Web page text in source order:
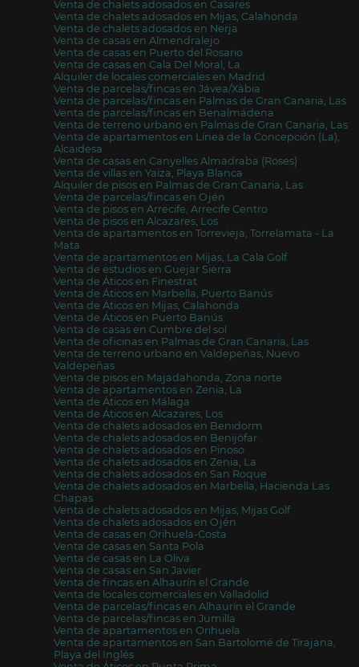
Venta de chalets adosados en Casares
Venta de chalets adosados en Mijas, Calahonda
Venta de chalets adosados en Nerja
Venta de casas en Almendralejo
Venta de casas en Puerto del Rosario
Venta de casas en Cala Del Moral, La
Alquiler de locales comerciales en Madrid
Venta de parcelas/fincas en Jávea/Xàbia
Venta de parcelas/fincas en Palmas de Gran Canaria, Las
Venta de parcelas/fincas en Benalmádena
Venta de terreno urbano en Palmas de Gran Canaria, Las
Venta de apartamentos en Línea de la Concepción (La),
Alcaidesa
Venta de casas en Canyelles Almadraba (Roses)
Venta de villas en Yaiza, Playa Blanca
Alquiler de pisos en Palmas de Gran Canaria, Las
Venta de parcelas/fincas en Ojén
Venta de pisos en Arrecife, Arrecife Centro
Venta de pisos en Alcazares, Los
Venta de apartamentos en Torrevieja, Torrelamata - La
Mata
Venta de apartamentos en Mijas, La Cala Golf
Venta de estudios en Guejar Sierra
Venta de Áticos en Finestrat
Venta de Áticos en Marbella, Puerto Banús
Venta de Áticos en Mijas, Calahonda
Venta de Áticos en Puerto Banús
Venta de casas en Cumbre del sol
Venta de oficinas en Palmas de Gran Canaria, Las
Venta de terreno urbano en Valdepeñas, Nuevo
Valdepeñas
Venta de pisos en Majadahonda, Zona norte
Venta de apartamentos en Zenia, La
Venta de Áticos en Málaga
Venta de Áticos en Alcazares, Los
Venta de chalets adosados en Benidorm
Venta de chalets adosados en Benijófar
Venta de chalets adosados en Pinoso
Venta de chalets adosados en Zenia, La
Venta de chalets adosados en San Roque
Venta de chalets adosados en Marbella, Hacienda Las
Chapas
Venta de chalets adosados en Mijas, Mijas Golf
Venta de chalets adosados en Ojén
Venta de casas en Orihuela-Costa
Venta de casas en Santa Pola
Venta de casas en La Oliva
Venta de casas en San Javier
Venta de fincas en Alhaurín el Grande
Venta de locales comerciales en Valladolid
Venta de parcelas/fincas en Alhaurín el Grande
Venta de parcelas/fincas en Jumilla
Venta de apartamentos en Orihuela
Venta de apartamentos en San Bartolomé de Tirajana,
Playa del Inglés